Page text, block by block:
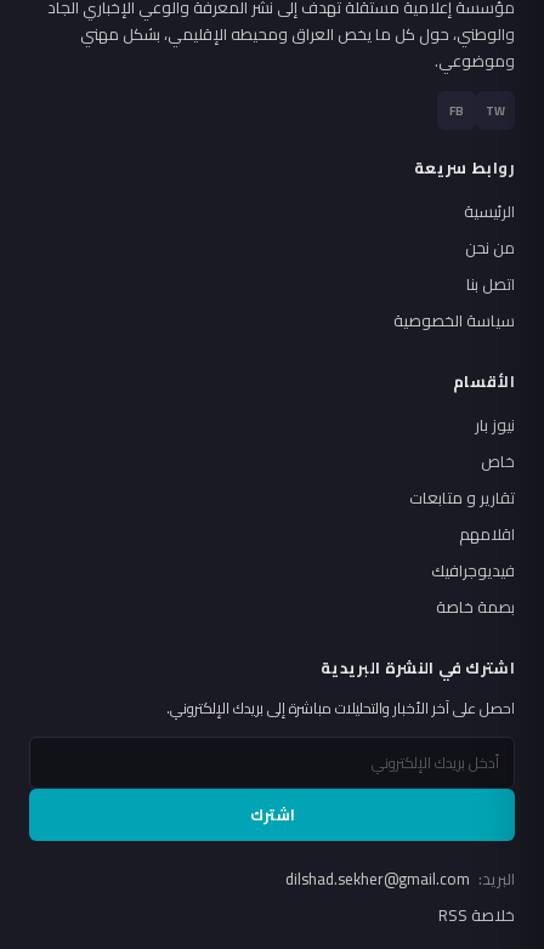
مؤسسة إعلامية مستقلة تهدف إلى نشر المعرفة والوعي الإخباري الجاد
والوطني، حول كل ما يخص العراق ومحيطه الإقليمي، بشكل مهني
وموضوعي.
TW
FB
روابط سريعة
الرئيسية
من نحن
اتصل بنا
سياسة الخصوصية
الأقسام
نيوز بار
خاص
تقارير و متابعات
اقلامهم
فيديوجرافيك
بصمة خاصة
اشترك في النشرة البريدية
احصل على آخر الأخبار والتحليلات مباشرة إلى بريدك الإلكتروني.
اشترك
البريد:
خلاصة RSS